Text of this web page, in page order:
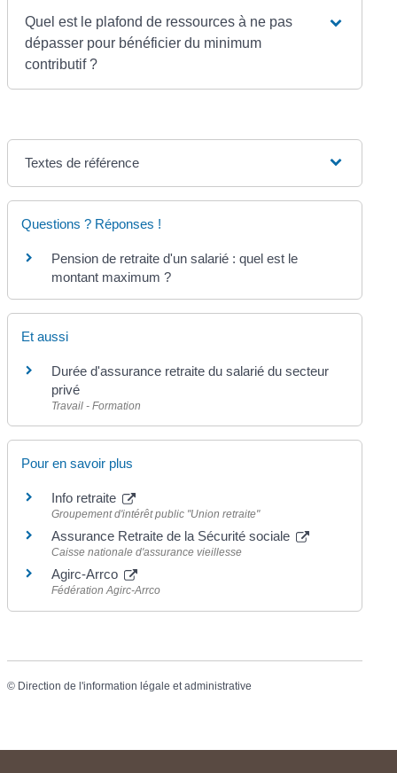
Quel est le plafond de ressources à ne pas
dépasser pour bénéficier du minimum
contributif ?
Textes de référence
Questions ? Réponses !
Pension de retraite d'un salarié : quel est le
montant maximum ?
Et aussi
Durée d'assurance retraite du salarié du secteur
privé
Travail - Formation
Pour en savoir plus
Info retraite
Groupement d'intérêt public "Union retraite"
Assurance Retraite de la Sécurité sociale
Caisse nationale d'assurance vieillesse
Agirc-Arrco
Fédération Agirc-Arrco
© Direction de l'information légale et administrative